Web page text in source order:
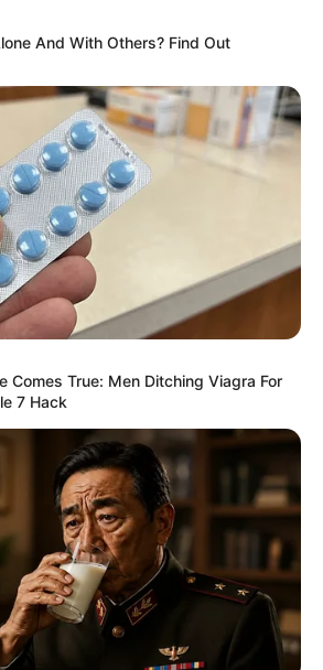
feszültségre vagy
– ezzel szemben a
más lett.
a helyzetet, hanem meg is
az, hogy az édesapjuk az ország
vannak” – fogalmazott.
kerülgették a témát. Már most
a győzelem milyen változásokat
meg a mindennapjuk
And With Others? Find Out
Comes True: Men Ditching Viagra For
7 Hack